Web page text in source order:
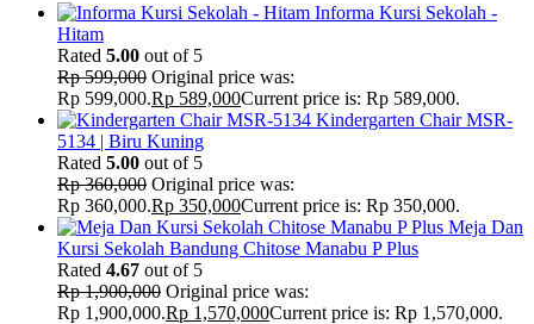
Informa Kursi Sekolah -
Hitam
Rated 5.00 out of 5
Rp599,000 Original price was:
Rp 599,000.Rp 589,000Current price is: Rp 589,000.
Kindergarten Chair MSR-
5134 | Biru Kuning
Rated 5.00 out of 5
Rp360,000 Original price was:
Rp 360,000.Rp 350,000Current price is: Rp 350,000.
Meja Dan
Kursi Sekolah Bandung Chitose Manabu P Plus
Rated 4.67 out of 5
Rp1,900,000 Original price was:
Rp 1,900,000.Rp 1,570,000Current price is: Rp 1,570,000.